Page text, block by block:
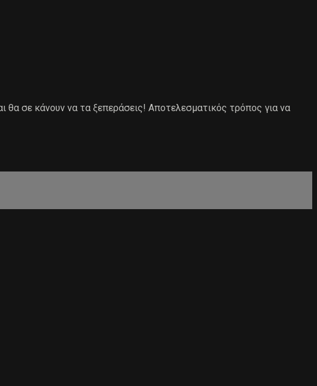
θα σε κάνουν να τα ξεπεράσεις! Αποτελεσματικός τρόπος για να